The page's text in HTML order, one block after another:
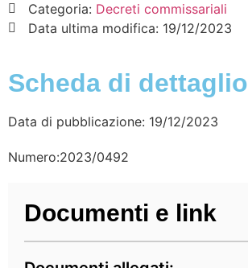
Categoria: Decreti commissariali
Data ultima modifica: 19/12/2023
Scheda di dettaglio
Data di pubblicazione: 19/12/2023
Numero:2023/0492
Documenti e link